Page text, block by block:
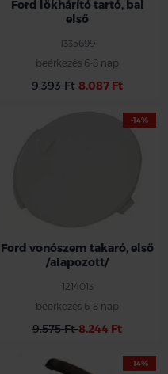
Ford lökhárító tartó, bal
első
1335699
beérkezés 6-8 nap
9.393 Ft8.087 Ft
-14%
Ford vonószem takaró, első
/alapozott/
1214013
beérkezés 6-8 nap
9.575 Ft8.244 Ft
-14%